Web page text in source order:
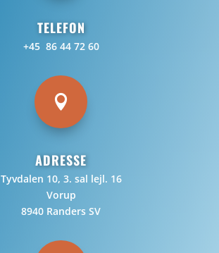
TELEFON
+45 86 44 72 60

ADRESSE
Tyvdalen 10, 3. sal lejl. 16
Vorup
8940 Randers SV